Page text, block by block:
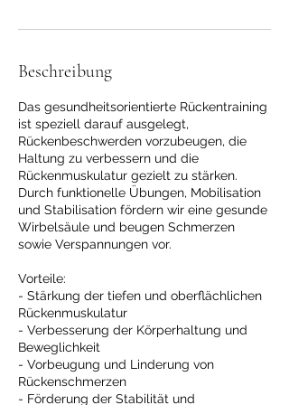
Beschreibung
Das gesundheitsorientierte Rückentraining
ist speziell darauf ausgelegt,
Rückenbeschwerden vorzubeugen, die
Haltung zu verbessern und die
Rückenmuskulatur gezielt zu stärken.
Durch funktionelle Übungen, Mobilisation
und Stabilisation fördern wir eine gesunde
Wirbelsäule und beugen Schmerzen
sowie Verspannungen vor.
Vorteile:
- Stärkung der tiefen und oberflächlichen
Rückenmuskulatur
- Verbesserung der Körperhaltung und
Beweglichkeit
- Vorbeugung und Linderung von
Rückenschmerzen
- Förderung der Stabilität und